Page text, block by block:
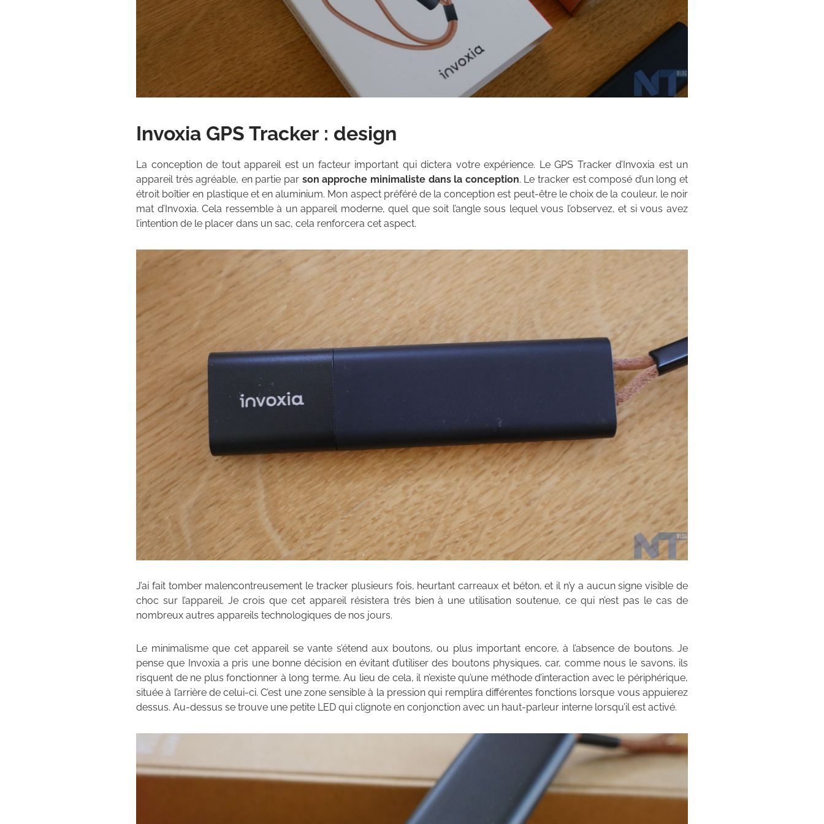
Invoxia GPS Tracker : design
La conception de tout appareil est un facteur important qui dictera votre expérience. Le GPS Tracker d’Invoxia est un
appareil très agréable, en partie par son approche minimaliste dans la conception. Le tracker est composé d’un long et
étroit boîtier en plastique et en aluminium. Mon aspect préféré de la conception est peut-être le choix de la couleur, le noir
mat d’Invoxia. Cela ressemble à un appareil moderne, quel que soit l’angle sous lequel vous l’observez, et si vous avez
l’intention de le placer dans un sac, cela renforcera cet aspect.
J’ai fait tomber malencontreusement le tracker plusieurs fois, heurtant carreaux et béton, et il n’y a aucun signe visible de
choc sur l’appareil. Je crois que cet appareil résistera très bien à une utilisation soutenue, ce qui n’est pas le cas de
nombreux autres appareils technologiques de nos jours.
Le minimalisme que cet appareil se vante s’étend aux boutons, ou plus important encore, à l’absence de boutons. Je
pense que Invoxia a pris une bonne décision en évitant d’utiliser des boutons physiques, car, comme nous le savons, ils
risquent de ne plus fonctionner à long terme. Au lieu de cela, il n’existe qu’une méthode d’interaction avec le périphérique,
située à l’arrière de celui-ci. C’est une zone sensible à la pression qui remplira différentes fonctions lorsque vous appuierez
dessus. Au-dessus se trouve une petite LED qui clignote en conjonction avec un haut-parleur interne lorsqu’il est activé.